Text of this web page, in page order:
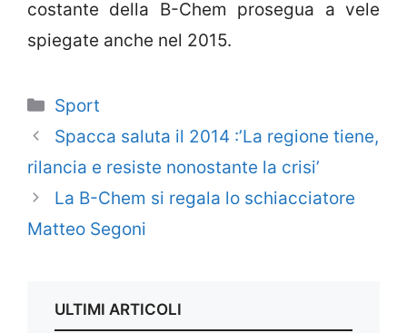
costante della B-Chem prosegua a vele
spiegate anche nel 2015.
Categorie
Sport
Spacca saluta il 2014 :’La regione tiene,
rilancia e resiste nonostante la crisi’
La B-Chem si regala lo schiacciatore
Matteo Segoni
ULTIMI ARTICOLI